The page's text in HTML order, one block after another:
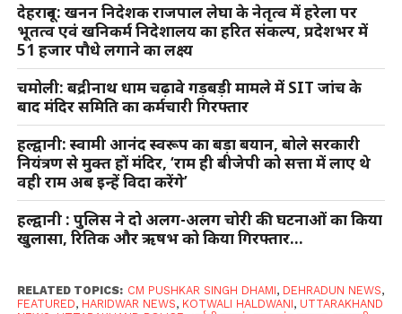
देहरादून: खनन निदेशक राजपाल लेघा के नेतृत्व में हरेला पर
भूतत्व एवं खनिकर्म निदेशालय का हरित संकल्प, प्रदेशभर में
51 हजार पौधे लगाने का लक्ष्य
चमोली: बद्रीनाथ धाम चढ़ावे गड़बड़ी मामले में SIT जांच के
बाद मंदिर समिति का कर्मचारी गिरफ्तार
हल्द्वानी: स्वामी आनंद स्वरूप का बड़ा बयान, बोले सरकारी
नियंत्रण से मुक्त हों मंदिर, ‘राम ही बीजेपी को सत्ता में लाए थे
वही राम अब इन्हें विदा करेंगे’
हल्द्वानी : पुलिस ने दो अलग-अलग चोरी की घटनाओं का किया
खुलासा, रितिक और ऋषभ को किया गिरफ्तार…
RELATED TOPICS: CM PUSHKAR SINGH DHAMI, DEHRADUN NEWS,
FEATURED, HARIDWAR NEWS, KOTWALI HALDWANI, UTTARAKHAND